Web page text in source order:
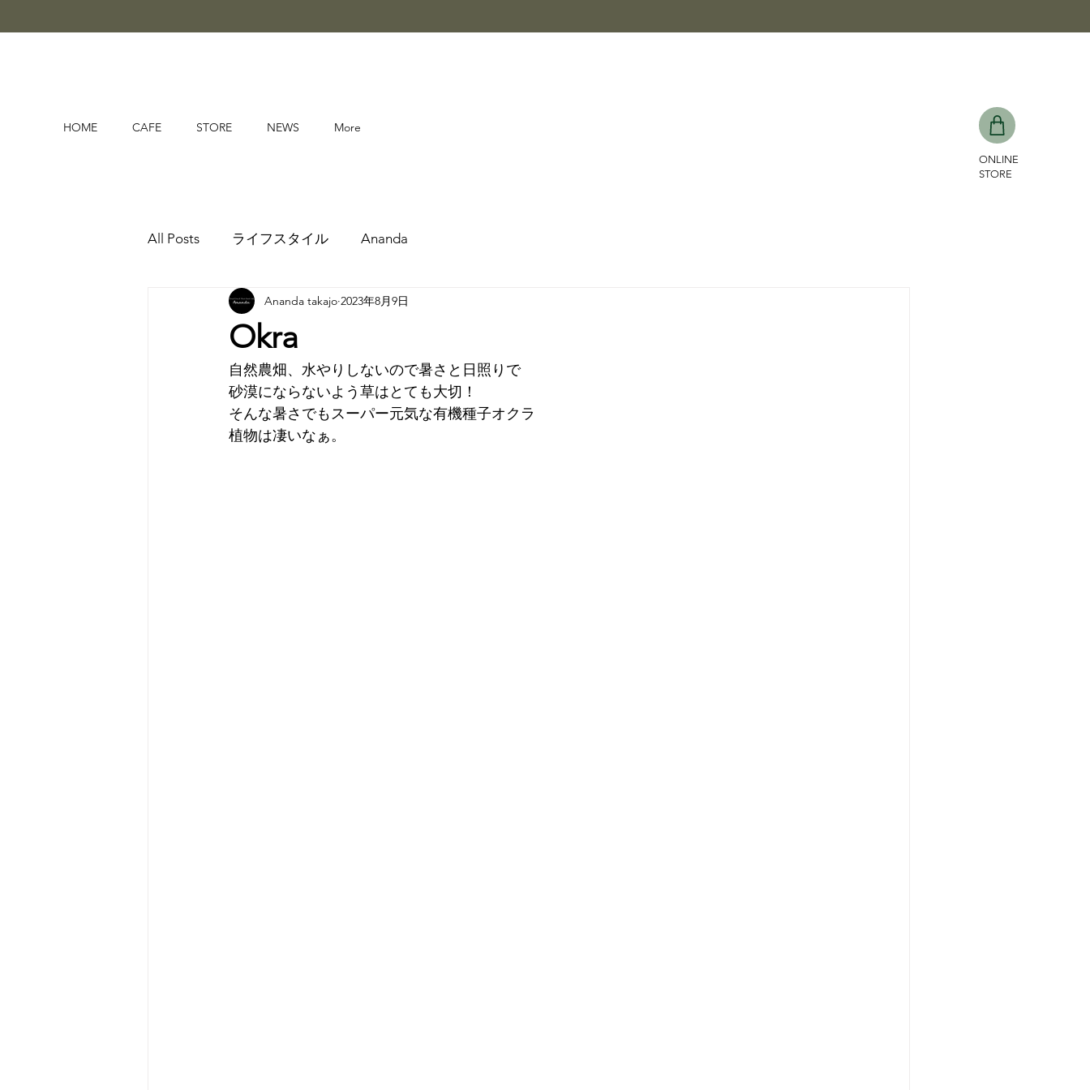
HOME CAFE STORE NEWS More
ONLINE
STORE
All Posts ライフスタイル Ananda
Okra
Ananda takajo 2023年8月9日
自然農畑、水やりしないので暑さと日照りで
砂漠にならないよう草はとても大切！
そんな暑さでもスーパー元気な有機種子オクラ
植物は凄いなぁ。